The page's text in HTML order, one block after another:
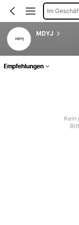
Im
MDYJ
Empfehlungen
Kein